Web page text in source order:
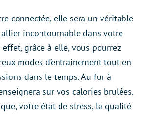
connectée, elle sera un véritable
incontournable dans votre
grâce à elle, vous pourrez
modes d’entrainement tout en
dans le temps. Au fur à
sur vos calories brulées,
votre état de stress, la qualité